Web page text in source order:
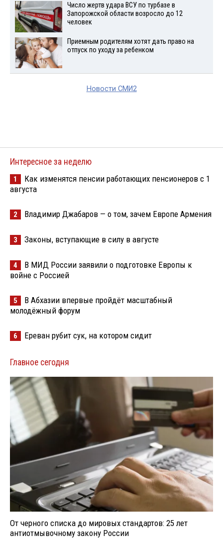
Число жертв удара ВСУ по турбазе в
Запорожской области возросло до 12
человек
Приемным родителям хотят дать право на
отпуск по уходу за ребенком
Новости СМИ2
Интересное за неделю
1
Как изменятся пенсии работающих пенсионеров с 1
августа
2 Владимир Джабаров — о том, зачем Европе Армения
3 Законы, вступающие в силу в августе
4
В МИД России заявили о подготовке Европы к
войне с Россией
5
В Абхазии впервые пройдёт масштабный
молодёжный форум
6 Ереван рубит сук, на котором сидит
Главное сегодня
От черного списка до мировых стандартов: 25 лет
антиотмывочному закону России